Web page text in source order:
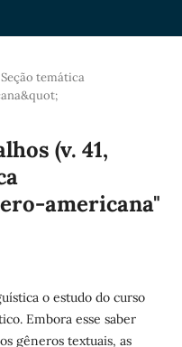
temática
(v. 41,
americana"
o estudo do curso
Embora esse saber
gêneros textuais, as